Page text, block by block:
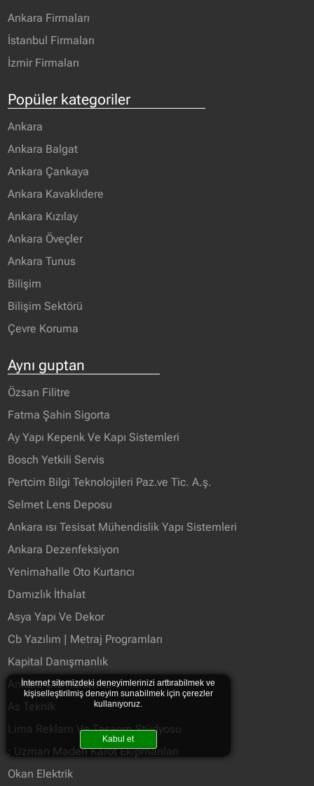
Ankara Firmaları
İstanbul Firmaları
İzmir Firmaları
Popüler kategoriler
Ankara
Ankara Balgat
Ankara Çankaya
Ankara Kavaklıdere
Ankara Kızılay
Ankara Öveçler
Ankara Tunus
Bilişim
Bilişim Sektörü
Çevre Koruma
Aynı guptan
Özsan Filitre
Fatma Şahin Sigorta
Ay Yapı Kepenk Ve Kapı Sistemleri
Bosch Yetkili Servis
Pertcim Bilgi Teknolojileri Paz.ve Tic. A.ş.
Selmet Lens Deposu
Ankara ısı Tesisat Mühendislik Yapı Sistemleri
Ankara Dezenfeksiyon
Yenimahalle Oto Kurtarıcı
Damızlık İthalat
Asya Yapı Ve Dekor
Cb Yazılım | Metraj Programları
Kapital Danışmanlık
Ankara Oto Kurtarma
As Teknik
Lima Reklam Ve Tasarım Stüdyosu
: Uzman Maden Karot Ekipmanları
Okan Elektrik
İnternet sitemizdeki deneyimlerinizi arttırabilmek ve
kişiselleştirilmiş deneyim sunabilmek için çerezler
kullanıyoruz.
Kabul et